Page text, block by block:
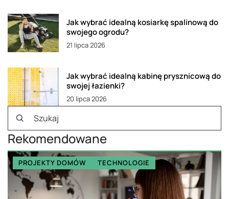
Jak wybrać idealną kosiarkę spalinową do
swojego ogrodu?
21 lipca 2026
Jak wybrać idealną kabinę prysznicową do
swojej łazienki?
20 lipca 2026
Rekomendowane
PROJEKTY DOMÓW TECHNOLOGIE